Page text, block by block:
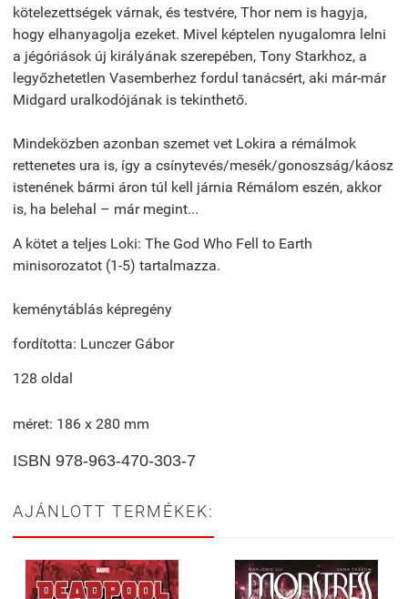
kötelezettségek várnak, és testvére, Thor nem is hagyja,
hogy elhanyagolja ezeket. Mivel képtelen nyugalomra lelni
a jégóriások új királyának szerepében, Tony Starkhoz, a
legyőzhetetlen Vasemberhez fordul tanácsért, aki már-már
Midgard uralkodójának is tekinthető.
Mindeközben azonban szemet vet Lokira a rémálmok
rettenetes ura is, így a csínytevés/mesék/gonoszság/káosz
istenének bármi áron túl kell járnia Rémálom eszén, akkor
is, ha belehal – már megint...
A kötet a teljes Loki: The God Who Fell to Earth
minisorozatot (1-5) tartalmazza.
keménytáblás képregény
fordította: Lunczer Gábor
128 oldal
méret: 186 x 280 mm
ISBN 978-963-470-303-7
AJÁNLOTT TERMÉKEK: